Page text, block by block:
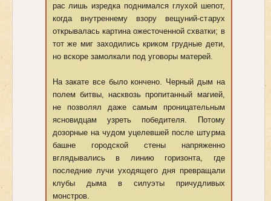
рас лишь изредка поднимался глухой шепот,
когда внутреннему взору вещуний-старух
открывалась картина ожесточенной схватки; в
тот же миг заходились криком грудные дети,
но вскоре замолкали под уговоры матерей.
На закате все было кончено. Черный дым на
полем битвы, насквозь пропитанный магией,
не позволял даже самым проницательным
ясновидцам узреть победителя. Потому
дозорные на чудом уцелевшей после штурма
башне городской стены напряженно
вглядывались в линию горизонта, где
последние лучи уходящего дня превращали
клубы дыма в силуэты причудливых
монстров.